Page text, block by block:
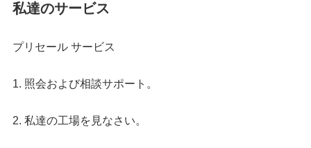
私達のサービス
プリセール サービス
1. 照会および相談サポート。
2. 私達の工場を見なさい。